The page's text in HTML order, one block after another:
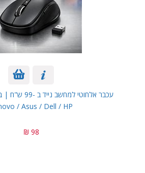
עכבר אלחוטי
/ Asus / Dell / HP
98 ₪